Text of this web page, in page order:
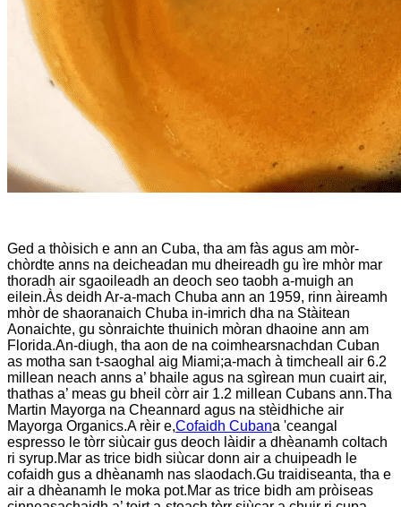
Ged a thòisich e ann an Cuba, tha am fàs agus am mòr-
chòrdte anns na deicheadan mu dheireadh gu ìre mhòr mar
thoradh air sgaoileadh an deoch seo taobh a-muigh an
eilein.Às deidh Ar-a-mach Chuba ann an 1959, rinn àireamh
mhòr de shaoranaich Chuba in-imrich dha na Stàitean
Aonaichte, gu sònraichte thuinich mòran dhaoine ann am
Florida.An-diugh, tha aon de na coimhearsnachdan Cuban
as motha san t-saoghal aig Miami;a-mach à timcheall air 6.2
millean neach anns a’ bhaile agus na sgìrean mun cuairt air,
thathas a’ meas gu bheil còrr air 1.2 millean Cubans ann.Tha
Martin Mayorga na Cheannard agus na stèidhiche air
Mayorga Organics.A rèir e,Cofaidh Cubana 'ceangal
espresso le tòrr siùcair gus deoch làidir a dhèanamh coltach
ri syrup.Mar as trice bidh siùcar donn air a chuipeadh le
cofaidh gus a dhèanamh nas slaodach.Gu traidiseanta, tha e
air a dhèanamh le moka pot.Mar as trice bidh am pròiseas